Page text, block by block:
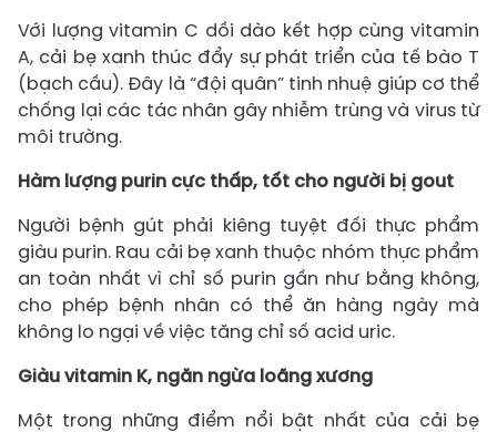
Với lượng vitamin C dồi dào kết hợp cùng vitamin
A, cải bẹ xanh thúc đẩy sự phát triển của tế bào T
(bạch cầu). Đây là “đội quân” tinh nhuệ giúp cơ thể
chống lại các tác nhân gây nhiễm trùng và virus từ
môi trường.
Hàm lượng purin cực thấp, tốt cho người bị gout
Người bệnh gút phải kiêng tuyệt đối thực phẩm
giàu purin. Rau cải bẹ xanh thuộc nhóm thực phẩm
an toàn nhất vì chỉ số purin gần như bằng không,
cho phép bệnh nhân có thể ăn hàng ngày mà
không lo ngại về việc tăng chỉ số acid uric.
Giàu vitamin K, ngăn ngừa loãng xương
Một trong những điểm nổi bật nhất của cải bẹ